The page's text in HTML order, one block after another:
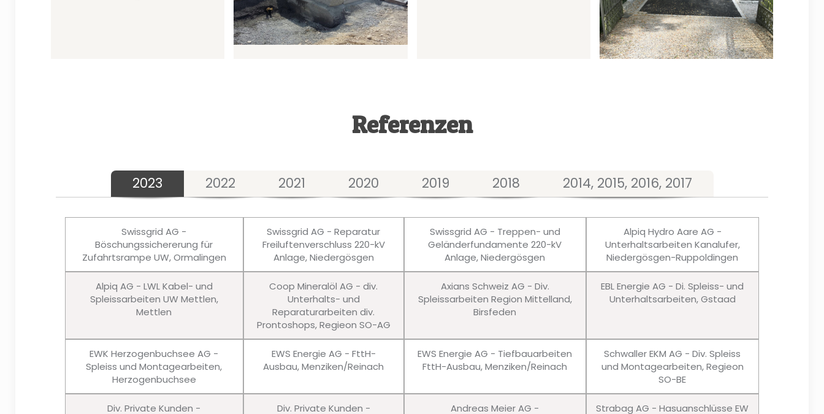
Referenzen
2023 2022 2021 2020 2019 2018 2014, 2015, 2016, 2017
Swissgrid AG -
Böschungssichererung für
Zufahrtsrampe UW, Ormalingen
Swissgrid AG - Reparatur
Freiluftenverschluss 220-kV
Anlage, Niedergösgen
Swissgrid AG - Treppen- und
Geländerfundamente 220-kV
Anlage, Niedergösgen
Alpiq Hydro Aare AG -
Unterhaltsarbeiten Kanalufer,
Niedergösgen-Ruppoldingen
Alpiq AG - LWL Kabel- und
Spleissarbeiten UW Mettlen,
Mettlen
Coop Mineralöl AG - div.
Unterhalts- und
Reparaturarbeiten div.
Prontoshops, Regieon SO-AG
Axians Schweiz AG - Div.
Spleissarbeiten Region Mittelland,
Birsfeden
EBL Energie AG - Di. Spleiss- und
Unterhaltsarbeiten, Gstaad
EWK Herzogenbuchsee AG -
Spleiss und Montagearbeiten,
Herzogenbuchsee
EWS Energie AG - FttH-
Ausbau, Menziken/Reinach
EWS Energie AG - Tiefbauarbeiten
FttH-Ausbau, Menziken/Reinach
Schwaller EKM AG - Div. Spleiss
und Montagearbeiten, Regieon
SO-BE
Div. Private Kunden -
Div. Private Kunden -
Andreas Meier AG -
Strabag AG - Hasuanschlüsse EW